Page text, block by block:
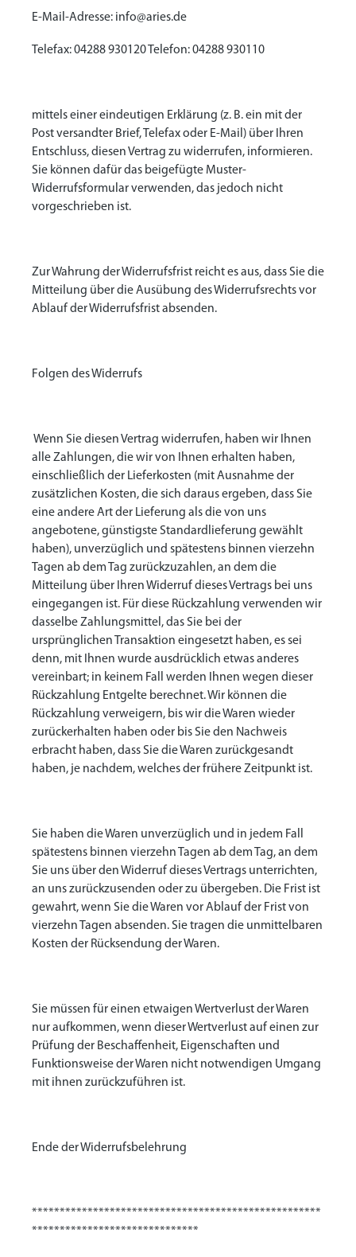
E-Mail-Adresse: info@aries.de
Telefax: 04288 930120 Telefon: 04288 930110
mittels einer eindeutigen Erklärung (z. B. ein mit der
Post versandter Brief, Telefax oder E-Mail) über Ihren
Entschluss, diesen Vertrag zu widerrufen, informieren.
Sie können dafür das beigefügte Muster-
Widerrufsformular verwenden, das jedoch nicht
vorgeschrieben ist.
Zur Wahrung der Widerrufsfrist reicht es aus, dass Sie die
Mitteilung über die Ausübung des Widerrufsrechts vor
Ablauf der Widerrufsfrist absenden.
Folgen des Widerrufs
Wenn Sie diesen Vertrag widerrufen, haben wir Ihnen
alle Zahlungen, die wir von Ihnen erhalten haben,
einschließlich der Lieferkosten (mit Ausnahme der
zusätzlichen Kosten, die sich daraus ergeben, dass Sie
eine andere Art der Lieferung als die von uns
angebotene, günstigste Standardlieferung gewählt
haben), unverzüglich und spätestens binnen vierzehn
Tagen ab dem Tag zurückzuzahlen, an dem die
Mitteilung über Ihren Widerruf dieses Vertrags bei uns
eingegangen ist. Für diese Rückzahlung verwenden wir
dasselbe Zahlungsmittel, das Sie bei der
ursprünglichen Transaktion eingesetzt haben, es sei
denn, mit Ihnen wurde ausdrücklich etwas anderes
vereinbart; in keinem Fall werden Ihnen wegen dieser
Rückzahlung Entgelte berechnet. Wir können die
Rückzahlung verweigern, bis wir die Waren wieder
zurückerhalten haben oder bis Sie den Nachweis
erbracht haben, dass Sie die Waren zurückgesandt
haben, je nachdem, welches der frühere Zeitpunkt ist.
Sie haben die Waren unverzüglich und in jedem Fall
spätestens binnen vierzehn Tagen ab dem Tag, an dem
Sie uns über den Widerruf dieses Vertrags unterrichten,
an uns zurückzusenden oder zu übergeben. Die Frist ist
gewahrt, wenn Sie die Waren vor Ablauf der Frist von
vierzehn Tagen absenden. Sie tragen die unmittelbaren
Kosten der Rücksendung der Waren.
Sie müssen für einen etwaigen Wertverlust der Waren
nur aufkommen, wenn dieser Wertverlust auf einen zur
Prüfung der Beschaffenheit, Eigenschaften und
Funktionsweise der Waren nicht notwendigen Umgang
mit ihnen zurückzuführen ist.
Ende der Widerrufsbelehrung
****************************************************
******************************